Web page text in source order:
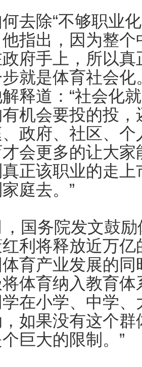
去除“不够职业
指出，因为整
府手上，所以
就是体育社会化
释道：“社会化
机会要投的投
政府、社区、
会更多的让大
正该职业的走
庭去。”
国务院发文鼓
利将释放近万
育产业发展的
体育纳入教育
在小学、中学
如果没有这个
巨大的限制。”